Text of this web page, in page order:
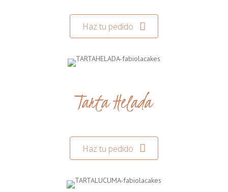
Haz tu pedido
Tarta Helada
Haz tu pedido